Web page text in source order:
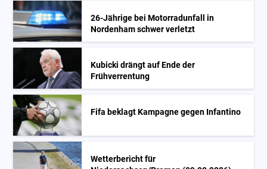
26-Jährige bei Motorradunfall in
Nordenham schwer verletzt
Kubicki drängt auf Ende der
Frühverrentung
Fifa beklagt Kampagne gegen Infantino
Wetterbericht für